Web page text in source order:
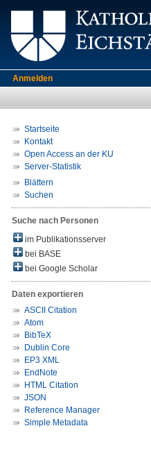
Anmelden
Startseite
Kontakt
Open Access an der KU
Server-Statistik
Blättern
Suchen
Suche nach Personen
im Publikationsserver
bei BASE
bei Google Scholar
Daten exportieren
ASCII Citation
Atom
BibTeX
Dublin Core
EP3 XML
EndNote
HTML Citation
JSON
Reference Manager
Simple Metadata